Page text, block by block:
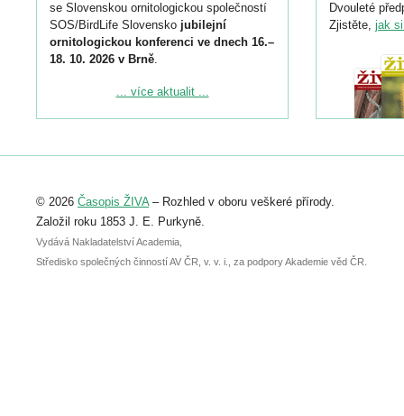
se Slovenskou ornitologickou společností
SOS/BirdLife Slovensko jubilejní
ornitologickou konferenci ve dnech 16.–
18. 10. 2026 v Brně.
Podrobnější informace ke konferenci
Registrovat se můžete do 6. září.
abstraktu přihlášené přednášky nebo
posteru je už 30. června.
... více aktualit ...
Dvouleté
Zjistěte, jak
© 2026 Časopis ŽIVA– Rozhled v oboru veškeré přírody.
Založil roku 1853 J. E. Purkyně.
Vydává Nakladatelství Academia,
Středisko společných činností AV ČR, v. v. i., za podpory Akademie věd ČR.